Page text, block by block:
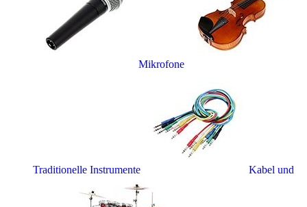
Mikrofone
Traditionelle Instrumente Kabel und